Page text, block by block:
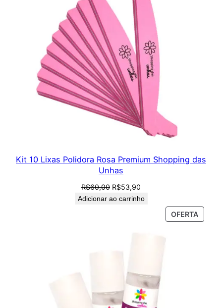
Kit 10 Lixas Polidora Rosa Premium Shopping das
Unhas
R$60,00 O
preço
R$53,90
preço
Adicionar ao carrinho
OFERTA
EM